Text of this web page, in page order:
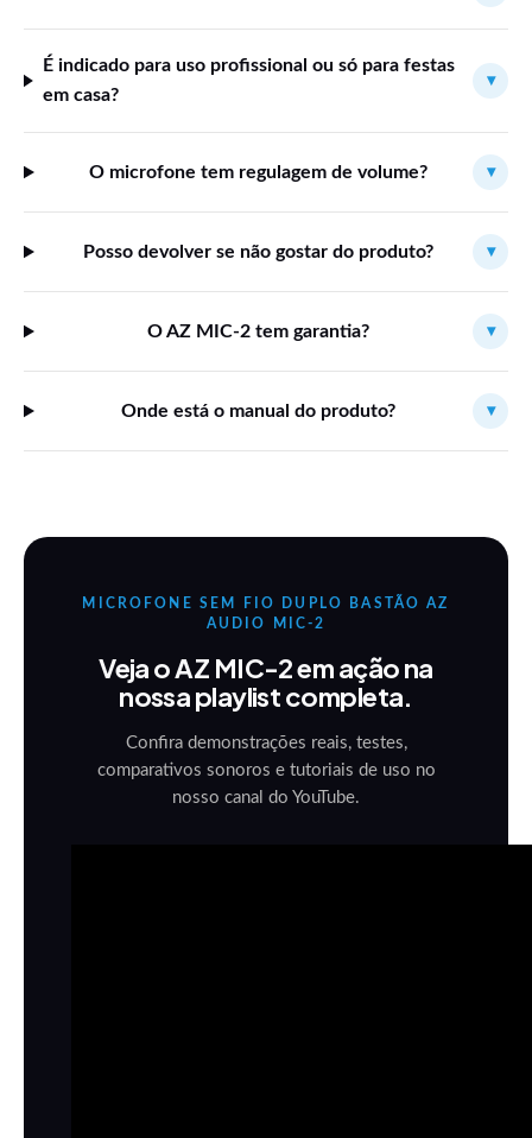
É indicado para uso profissional ou só para festas
em casa?
▾
O microfone tem regulagem de volume? ▾
Posso devolver se não gostar do produto? ▾
O AZ MIC-2 tem garantia? ▾
Onde está o manual do produto? ▾
MICROFONE SEM FIO DUPLO BASTÃO AZ
AUDIO MIC-2
Veja o AZ MIC-2 em ação na
nossa playlist completa.
Confira demonstrações reais, testes,
comparativos sonoros e tutoriais de uso no
nosso canal do YouTube.